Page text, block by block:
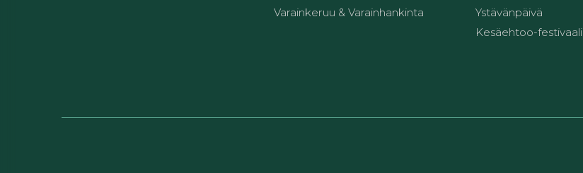
Varainkeruu & Varainhankinta
Ystävänpäivä
Kesäehtoo-festivaali